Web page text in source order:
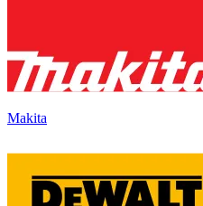
Makita